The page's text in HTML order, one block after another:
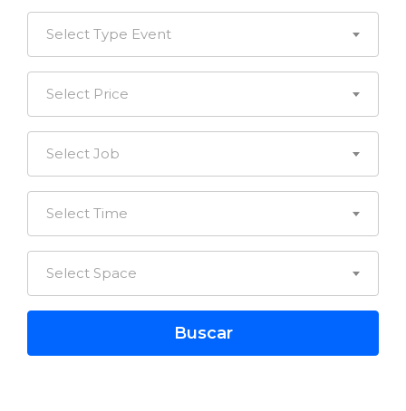
Select Type Event
Select Price
Select Job
Select Time
Select Space